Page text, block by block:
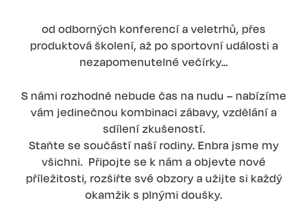
od odborných konferencí a veletrhů, přes
produktová školení, až po sportovní události a
nezapomenutelné večírky…
S námi rozhodně nebude čas na nudu – nabízíme
vám jedinečnou kombinaci zábavy, vzdělání a
sdílení zkušeností.
Staňte se součástí naší rodiny. Enbra jsme my
všichni. Připojte se k nám a objevte nové
příležitosti, rozšiřte své obzory a užijte si každý
okamžik s plnými doušky.